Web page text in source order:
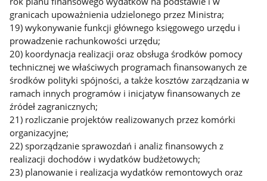
granicach upoważnienia udzielonego przez Ministra;
19) wykonywanie funkcji głównego księgowego urzędu i
prowadzenie rachunkowości urzędu;
20) koordynacja realizacji oraz obsługa środków pomocy
technicznej we właściwych programach finansowanych ze
środków polityki spójności, a także kosztów zarządzania w
ramach innych programów i inicjatyw finansowanych ze
źródeł zagranicznych;
21) rozliczanie projektów realizowanych przez komórki
organizacyjne;
22) sporządzanie sprawozdań i analiz finansowych z
realizacji dochodów i wydatków budżetowych;
23) planowanie i realizacja wydatków remontowych oraz